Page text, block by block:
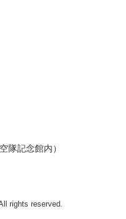
隊記念館内）
rights reserved.